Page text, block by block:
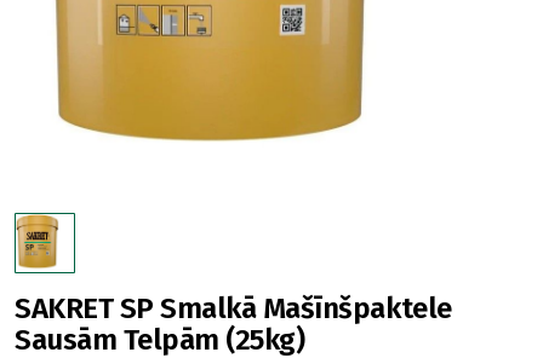
SAKRET SP Smalkā Mašīnšpaktele
Sausām Telpām (25kg)